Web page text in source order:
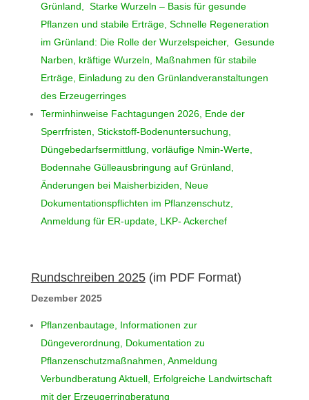
Grünland, Starke Wurzeln – Basis für gesunde
Pflanzen und stabile Erträge, Schnelle Regeneration
im Grünland: Die Rolle der Wurzelspeicher, Gesunde
Narben, kräftige Wurzeln, Maßnahmen für stabile
Erträge, Einladung zu den Grünlandveranstaltungen
des Erzeugerringes
Terminhinweise Fachtagungen 2026, Ende der
Sperrfristen , Stickstoff-Bodenuntersuchung,
Düngebedarfsermittlung, vorläufige Nmin-Werte,
Bodennahe Gülleausbringung auf Grünland,
Änderungen bei Maisherbiziden, Neue
Dokumentationspflichten im Pflanzenschutz,
Anmeldung für ER-update, LKP- Ackerchef
Rundschreiben 2025(im PDF Format)
Dezember 2025
Pflanzenbautage, Informationen zur
Düngeverordnung, Dokumentation zu
Pflanzenschutzmaßnahmen, Anmeldung
Verbundberatung Aktuell, Erfolgreiche Landwirtschaft
mit der Erzeugerringberatung